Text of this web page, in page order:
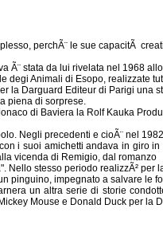
perchÃ¨ le sue capacitÃ
Ã¨ stata da lui rivelata nel 1968
degi Animali di Esopo, realizzate
la Darguard Editeur di Parigi una
piena di sorprese.
di Baviera la Rolf Kauka
Negli precedenti e cioÃ¨ nel
i suoi amichetti andava in giro
vicenda di Remigio, dal romanzo
Nello stesso periodo realizzÃ²
pinguino, impegnato a salvare le
un altra serie di storie
Mouse e Donald Duck per la